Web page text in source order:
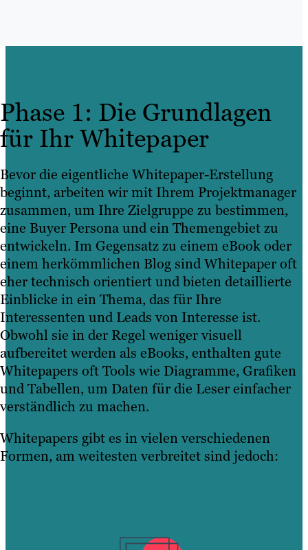
Phase 1: Die Grundlagen
für Ihr Whitepaper
Bevor die eigentliche Whitepaper-Erstellung
beginnt, arbeiten wir mit Ihrem Projektmanager
zusammen, um Ihre Zielgruppe zu bestimmen,
eine Buyer Persona und ein Themengebiet zu
entwickeln. Im Gegensatz zu einem eBook oder
einem herkömmlichen Blog sind Whitepaper oft
eher technisch orientiert und bieten detaillierte
Einblicke in ein Thema, das für Ihre
Interessenten und Leads von Interesse ist.
Obwohl sie in der Regel weniger visuell
aufbereitet werden als eBooks, enthalten gute
Whitepapers oft Tools wie Diagramme, Grafiken
und Tabellen, um Daten für die Leser einfacher
verständlich zu machen.
Whitepapers gibt es in vielen verschiedenen
Formen, am weitesten verbreitet sind jedoch: